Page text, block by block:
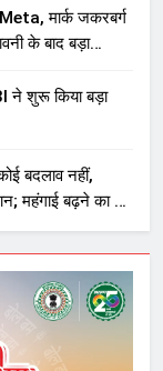
मार्क जकरबर्ग
के बाद बड़ा
ने शुरू किया बड़ा
बदलाव नहीं,
महंगाई बढ़ने का भी